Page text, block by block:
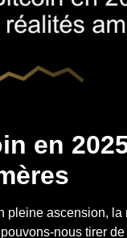
en
pleine ascension,
nous tirer